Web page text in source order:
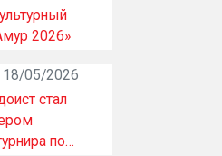
2026»
18/05/2026
стал
по…